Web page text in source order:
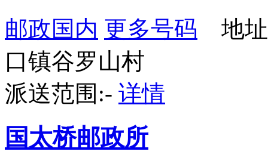
邮政国内 更多号码 地址
口镇谷罗山村
派送范围:- 详情
国太桥邮政所